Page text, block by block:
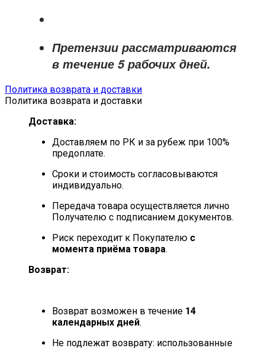
Претензии рассматриваются
в течение 5 рабочих дней.
Политика возврата и доставки
Политика возврата и доставки
Доставка:
Доставляем по РК и за рубеж при 100%
предоплате.
Сроки и стоимость согласовываются
индивидуально.
Передача товара осуществляется лично
Получателю с подписанием документов.
Риск переходит к Покупателю с
момента приёма товара.
Возврат:
Возврат возможен в течение 14
календарных дней.
Не подлежат возврату: использованные